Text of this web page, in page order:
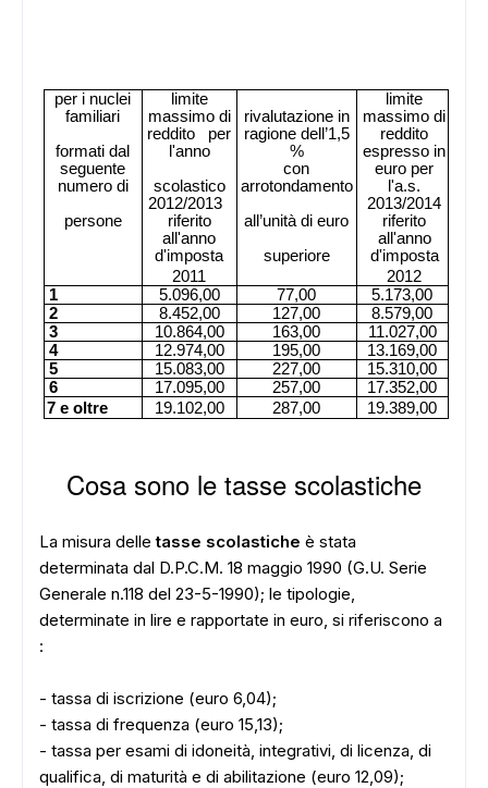
per i nuclei
familiari
limite
massimo di
rivalutazione in
limite
massimo di
formati dal
reddito
per
l'anno
ragione dell’1,5
%
reddito
espresso in
seguente
numero di
scolastico
con
arrotondamento
euro per
l'a.s.
persone
2012/2013
riferito
all’unità di euro
2013/2014
riferito
all'anno
d'imposta
superiore
all'anno
d'imposta
2011
2012
1
5.096,00 77,00
5.173,00
2
8.452,00 127,00
8.579,00
3
10.864,00 163,00
11.027,00
4
12.974,00 195,00
13.169,00
5
15.083,00 227,00
15.310,00
6
17.095,00 257,00
17.352,00
7 e oltre
19.102,00 287,00 19.389,00
Cosa sono le tasse scolastiche
La misura delletasse scolastiche è stata
determinata dal D.P.C.M. 18 maggio 1990 (G.U. Serie
Generale n.118 del 23-5-1990); le tipologie,
determinate in lire e rapportate in euro, si riferiscono a
:
- tassa di iscrizione (euro 6,04);
- tassa di frequenza (euro 15,13);
- tassa per esami di idoneità, integrativi, di licenza, di
qualifica, di maturità e di abilitazione (euro 12,09);